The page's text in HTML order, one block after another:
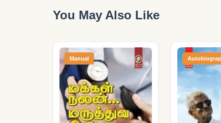
You May Also Like
Manual